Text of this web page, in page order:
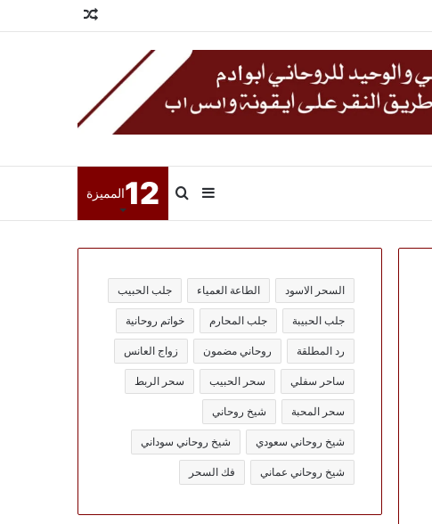
مقال
12المميزة بحث
عن
إضافة
عمود
جانبي
السحر الاسود الطاعة العمياء جلب الحبيب
جلب الحبيبة جلب المحارم خواتم روحانية
رد المطلقة روحاني مضمون زواج العانس
ساحر سفلي سحر الحبيب سحر الربط
سحر المحبة شيخ روحاني
شيخ روحاني سعودي شيخ روحاني سوداني
شيخ روحاني عماني فك السحر